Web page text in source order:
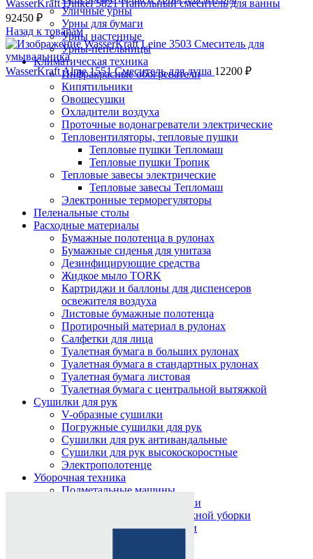
Уличные урны
Урны для бумаги
Урны настенные
Урны-пепельницы
Климатическая техника
Инфракрасные обогреватели
Кипятильники
Овощесушки
Охладители воздуха
Проточные водонагреватели электрические
Тепловентиляторы, тепловые пушки
Тепловые пушки Тепломаш
Тепловые пушки Тропик
Тепловые завесы электрические
Тепловые завесы Тепломаш
Электронные терморегуляторы
Пеленальные столы
Расходные материалы
Бумажные полотенца в рулонах
Бумажные сиденья для унитаза
Дезинфицирующие средства
Жидкое мыло TORK
Картриджи и баллоны для диспенсеров
освежителя воздуха
Листовые бумажные полотенца
Протирочный материал в рулонах
Салфетки для лица
Туалетная бумага в больших рулонах
Туалетная бумага в стандартных рулонах
Туалетная бумага листовая
Туалетная бумага с центральной вытяжкой
Сушилки для рук
V-образные сушилки
Погружные сушилки для рук
Сушилки для рук антивандальные
Сушилки для рук высокоскоростные
Электрополотенце
Уборочная техника
Подметальные машины
Пылесосы для опасной пыли
Пылесосы для сухой и влажной уборки
Пылесосы для сухой уборки
WasserKraft Dinkel 5821 Напольный смеситель для ванны
92450 ₽
Назад к товарам
WasserKraft Alme 1551 Смеситель для душа 12200 ₽
Нажмите, чтобы увеличить